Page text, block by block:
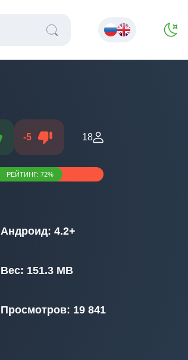
-5 18
РЕЙТИНГ:72%
Андроид: 4.2+
Вес: 151.3 MB
Просмотров: 19 841